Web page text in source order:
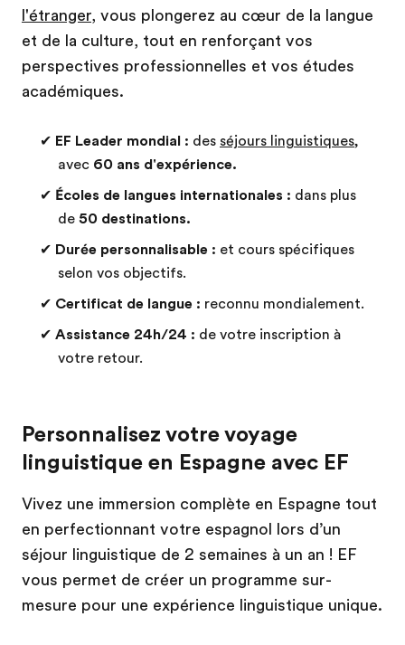
l'étranger, vous plongerez au cœur de la langue
et de la culture, tout en renforçant vos
perspectives professionnelles et vos études
académiques.
✔ EF Leader mondial : des séjours linguistiques,
avec 60 ans d'expérience.
✔ Écoles de langues internationales : dans plus
de 50 destinations.
✔ Durée personnalisable : et cours spécifiques
selon vos objectifs.
✔ Certificat de langue : reconnu mondialement.
✔ Assistance 24h/24 : de votre inscription à
votre retour.
Personnalisez votre voyage
linguistique en Espagne avec EF
Vivez une immersion complète en Espagne tout
en perfectionnant votre espagnol lors d’un
séjour linguistique de 2 semaines à un an ! EF
vous permet de créer un programme sur-
mesure pour une expérience linguistique unique.